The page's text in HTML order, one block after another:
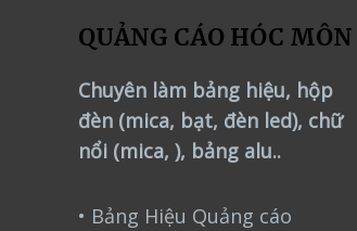
QUẢNG CÁO HÓC MÔN
Chuyên làm bảng hiệu, hộp
đèn (mica, bạt, đèn led), chữ
nổi (mica, ), bảng alu..
• Bảng Hiệu Quảng cáo